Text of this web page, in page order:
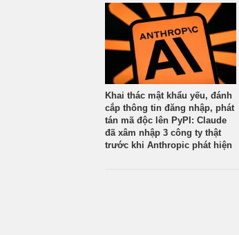
Khai thác mật khẩu yếu, đánh
cắp thông tin đăng nhập, phát
tán mã độc lên PyPI: Claude
đã xâm nhập 3 công ty thật
trước khi Anthropic phát hiện